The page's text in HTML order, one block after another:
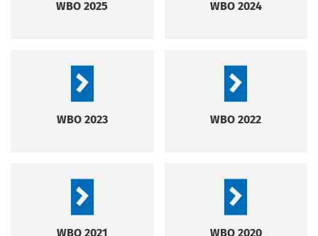
WBO 2025 WBO 2024
WBO 2023 WBO 2022
WBO 2021 WBO 2020